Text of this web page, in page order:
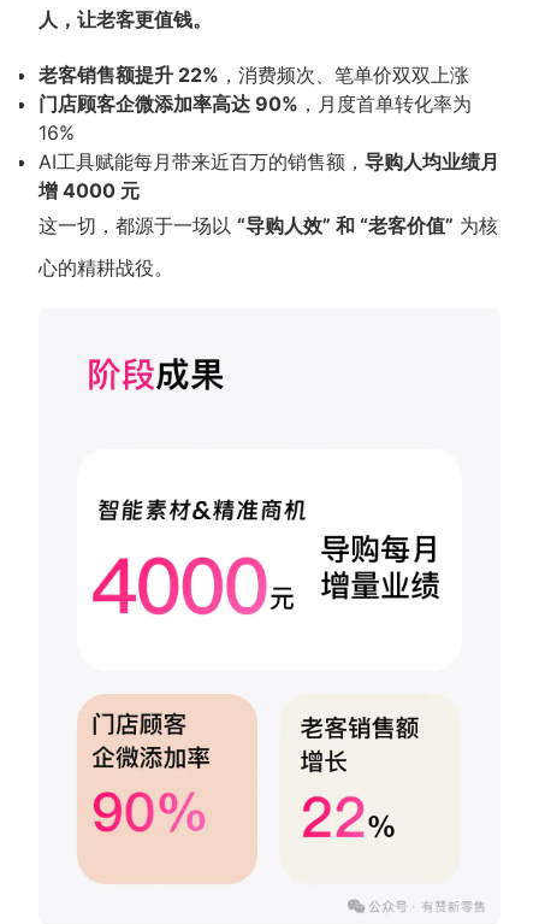
产品更新动态
行业洞察
品牌消费观
新零售资讯
培训课程
增长俱乐部
入驻有赞 认证代理商
有赞云
人，让老客更值钱。
老客销售额提升 22% ，消费频次、笔单价双双上涨
门店顾客企微添加率高达 90% ，月度首单转化率为
16%
AI工具赋能每月带来近百万的销售额， 导购人均业绩月
增 4000 元
这一切，都源于一场以 “导购人效” 和 “老客价值” 为核
心的精耕战役。